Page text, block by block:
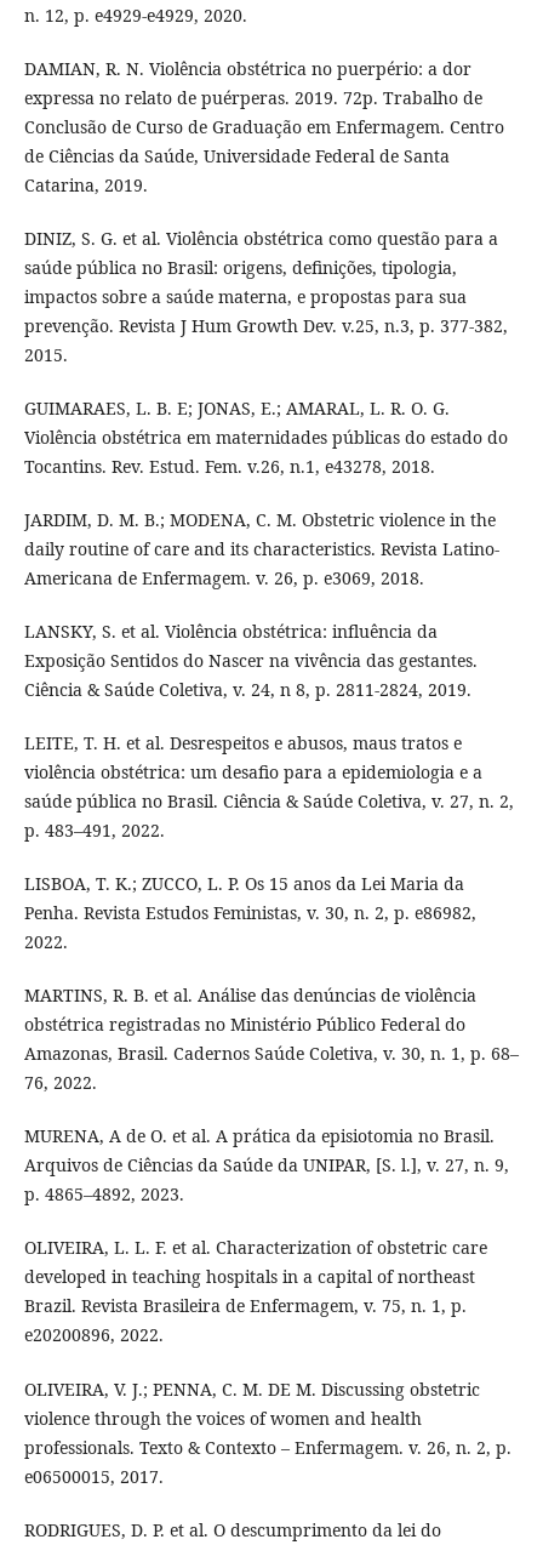
n. 12, p. e4929-e4929, 2020.
DAMIAN, R. N. Violência obstétrica no puerpério: a dor
expressa no relato de puérperas. 2019. 72p. Trabalho de
Conclusão de Curso de Graduação em Enfermagem. Centro
de Ciências da Saúde, Universidade Federal de Santa
Catarina, 2019.
DINIZ, S. G. et al. Violência obstétrica como questão para a
saúde pública no Brasil: origens, definições, tipologia,
impactos sobre a saúde materna, e propostas para sua
prevenção. Revista J Hum Growth Dev. v.25, n.3, p. 377-382,
2015.
GUIMARAES, L. B. E; JONAS, E.; AMARAL, L. R. O. G.
Violência obstétrica em maternidades públicas do estado do
Tocantins. Rev. Estud. Fem. v.26, n.1, e43278, 2018.
JARDIM, D. M. B.; MODENA, C. M. Obstetric violence in the
daily routine of care and its characteristics. Revista Latino-
Americana de Enfermagem. v. 26, p. e3069, 2018.
LANSKY, S. et al. Violência obstétrica: influência da
Exposição Sentidos do Nascer na vivência das gestantes.
Ciência & Saúde Coletiva, v. 24, n 8, p. 2811-2824, 2019.
LEITE, T. H. et al. Desrespeitos e abusos, maus tratos e
violência obstétrica: um desafio para a epidemiologia e a
saúde pública no Brasil. Ciência & Saúde Coletiva, v. 27, n. 2,
p. 483–491, 2022.
LISBOA, T. K.; ZUCCO, L. P. Os 15 anos da Lei Maria da
Penha. Revista Estudos Feministas, v. 30, n. 2, p. e86982,
2022.
MARTINS, R. B. et al. Análise das denúncias de violência
obstétrica registradas no Ministério Público Federal do
Amazonas, Brasil. Cadernos Saúde Coletiva, v. 30, n. 1, p. 68–
76, 2022.
MURENA, A de O. et al. A prática da episiotomia no Brasil.
Arquivos de Ciências da Saúde da UNIPAR, [S. l.], v. 27, n. 9,
p. 4865–4892, 2023.
OLIVEIRA, L. L. F. et al. Characterization of obstetric care
developed in teaching hospitals in a capital of northeast
Brazil. Revista Brasileira de Enfermagem, v. 75, n. 1, p.
e20200896, 2022.
OLIVEIRA, V. J.; PENNA, C. M. DE M. Discussing obstetric
violence through the voices of women and health
professionals. Texto & Contexto – Enfermagem. v. 26, n. 2, p.
e06500015, 2017.
RODRIGUES, D. P. et al. O descumprimento da lei do